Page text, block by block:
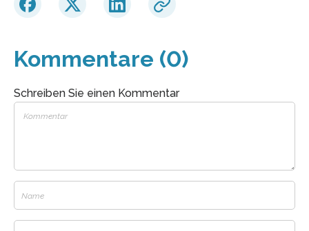
Kommentare (0)
Schreiben Sie einen Kommentar